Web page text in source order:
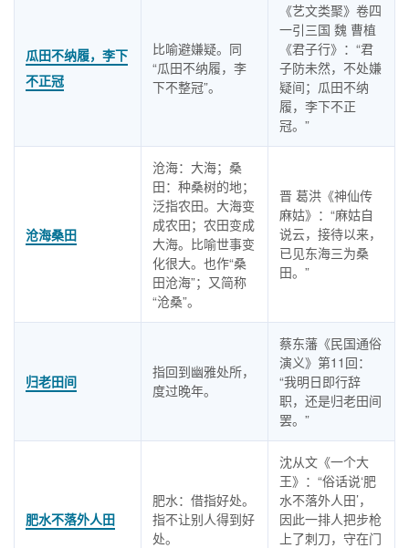
瓜田不纳履，李下
不正冠
比喻避嫌疑。同
“瓜田不纳履，李
下不整冠”。
《艺文类聚》卷四
一引三国 魏 曹植
《君子行》：“君
子防未然，不处嫌
疑间；瓜田不纳
履，李下不正
冠。”
沧海桑田
沧海：大海；桑
田：种桑树的地；
泛指农田。大海变
成农田；农田变成
大海。比喻世事变
化很大。也作“桑
田沧海”；又简称
“沧桑”。
晋 葛洪《神仙传
麻姑》：“麻姑自
说云，接待以来，
已见东海三为桑
田。”
归老田间
指回到幽雅处所，
度过晚年。
蔡东藩《民国通俗
演义》第11回：
“我明日即行辞
职，还是归老田间
罢。”
肥水不落外人田
肥水：借指好处。
指不让别人得到好
处。
沈从文《一个大
王》：“俗话说‘肥
水不落外人田’，
因此一排人把步枪
上了刺刀，守在门